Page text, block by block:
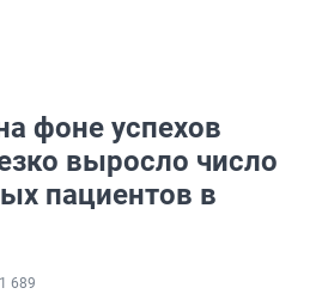
фоне успехов
выросло число
пациентов в
689